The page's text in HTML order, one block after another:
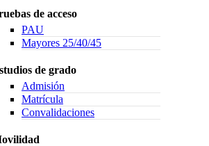
de acceso
PAU
Mayores 25/40/45
de grado
Admisión
Matrícula
Convalidaciones